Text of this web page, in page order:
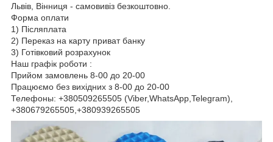
Львів, Вінниця - самовивіз безкоштовно.
Форма оплати
1) Післяплата
2) Переказ на карту приват банку
3) Готівковий розрахунок
Наш графік роботи :
Прийом замовлень 8-00 до 20-00
Працюємо без вихідних з 8-00 до 20-00
Телефоны: +380509265505 (Viber,WhatsApp,Telegram),
+380679265505,+380939265505